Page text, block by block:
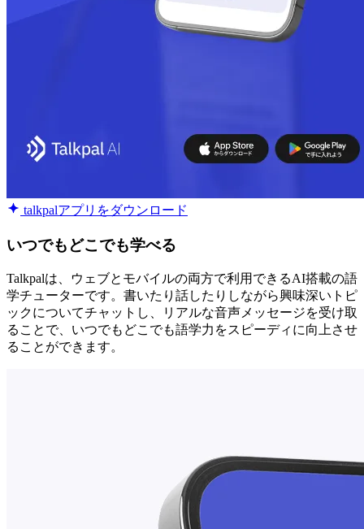
talkpalアプリをダウンロード
いつでもどこでも学べる
Talkpalは、ウェブとモバイルの両方で利用できるAI搭載の語
学チューターです。書いたり話したりしながら興味深いトピ
ックについてチャットし、リアルな音声メッセージを受け取
ることで、いつでもどこでも語学力をスピーディに向上させ
ることができます。